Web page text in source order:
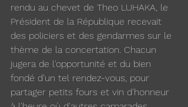
rendu au chevet de Theo LUHAKA, le
Président de la République recevait
des policiers et des gendarmes sur le
thème de la concertation. Chacun
jugera de l'opportunité et du bien
fondé d’un tel rendez-vous, pour
partager petits fours et vin d'honneur